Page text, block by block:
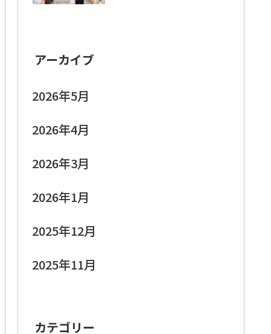
アーカイブ
2026年5月
2026年4月
2026年3月
2026年1月
2025年12月
2025年11月
カテゴリー